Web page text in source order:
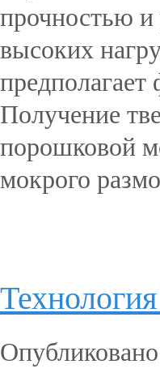
прочностью и
высоких
Получение
порошковой
мокрого